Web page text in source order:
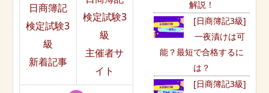
日商簿記
検定試験3
級
新着記事
検定試験3
級
主催者サ
イト
解説！
[日商簿記3級]
一夜漬けは可
能？最短で合格するに
は？
[日商簿記3級]